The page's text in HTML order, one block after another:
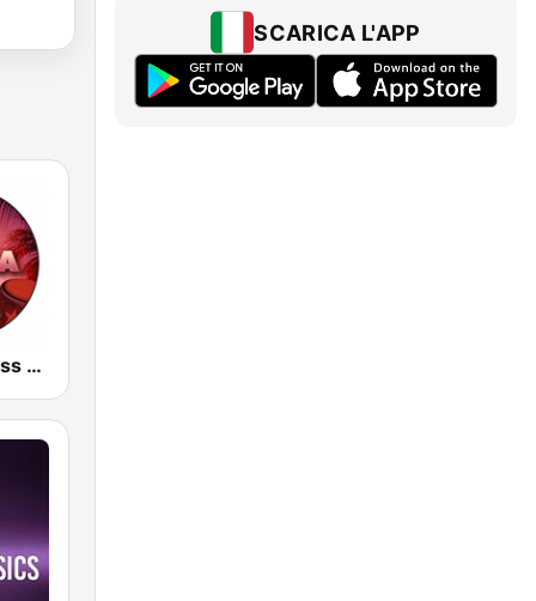
Radio Kiss Kiss Latina
SCARICA L'APP